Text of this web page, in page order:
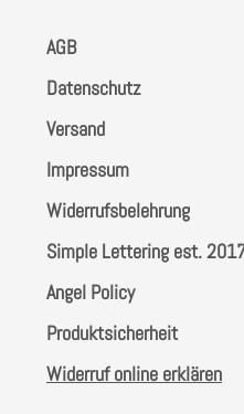
AGB
Datenschutz
Versand
Impressum
Widerrufsbelehrung
Simple Lettering est.
Angel Policy
Produktsicherheit
Widerruf online erklären